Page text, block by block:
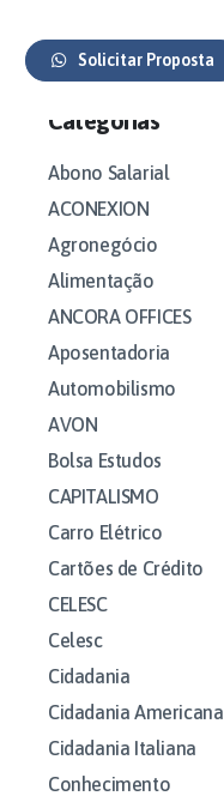
Solicitar Proposta
Categorias
Abono Salarial
ACONEXION
Agronegócio
Alimentação
ANCORA OFFICES
Aposentadoria
Automobilismo
AVON
Bolsa Estudos
CAPITALISMO
Carro Elétrico
Cartões de Crédito
CELESC
Celesc
Cidadania
Cidadania Americana
Cidadania Italiana
Conhecimento